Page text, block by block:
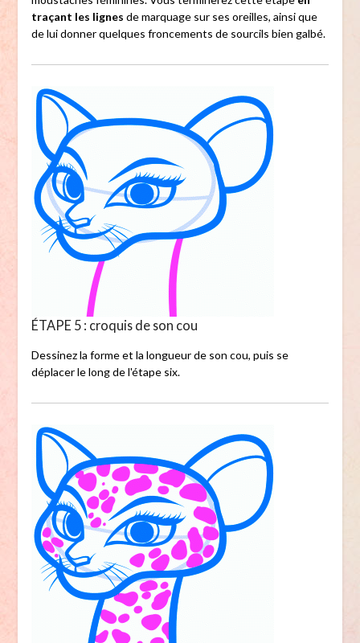
traçant les lignes de marquage sur ses oreilles, ainsi que
de lui donner quelques froncements de sourcils bien galbé.
ÉTAPE 5 : croquis de son cou
Dessinez la forme et la longueur de son cou, puis se
déplacer le long de l'étape six.